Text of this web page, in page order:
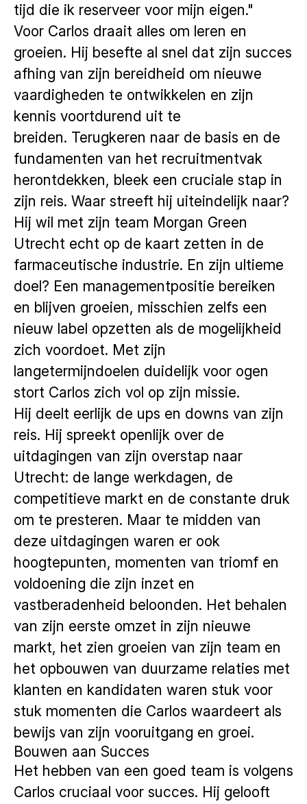
tijd die ik reserveer voor mijn eigen."
Voor Carlos draait alles om leren en
groeien. Hij besefte al snel dat zijn succes
afhing van zijn bereidheid om nieuwe
vaardigheden te ontwikkelen en zijn
kennis voortdurend uit te
breiden. Terugkeren naar de basis en de
fundamenten van het recruitmentvak
herontdekken, bleek een cruciale stap in
zijn reis. Waar streeft hij uiteindelijk naar?
Hij wil met zijn team Morgan Green
Utrecht echt op de kaart zetten in de
farmaceutische industrie. En zijn ultieme
doel? Een managementpositie bereiken
en blijven groeien, misschien zelfs een
nieuw label opzetten als de mogelijkheid
zich voordoet. Met zijn
langetermijndoelen duidelijk voor ogen
stort Carlos zich vol op zijn missie.
Hij deelt eerlijk de ups en downs van zijn
reis. Hij spreekt openlijk over de
uitdagingen van zijn overstap naar
Utrecht: de lange werkdagen, de
competitieve markt en de constante druk
om te presteren. Maar te midden van
deze uitdagingen waren er ook
hoogtepunten, momenten van triomf en
voldoening die zijn inzet en
vastberadenheid beloonden. Het behalen
van zijn eerste omzet in zijn nieuwe
markt, het zien groeien van zijn team en
het opbouwen van duurzame relaties met
klanten en kandidaten waren stuk voor
stuk momenten die Carlos waardeert als
bewijs van zijn vooruitgang en groei.
Bouwen aan Succes
Het hebben van een goed team is volgens
Carlos cruciaal voor succes. Hij gelooft